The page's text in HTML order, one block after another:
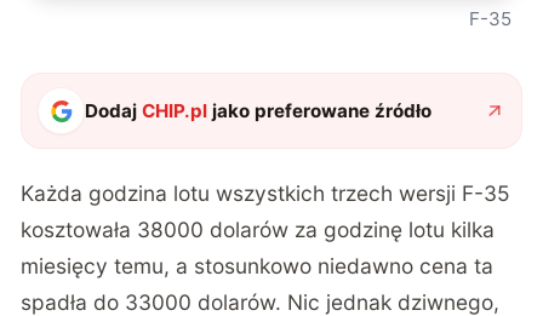
F-35
DodajCHIP.pl jako preferowane źródło
Każda godzina lotu wszystkich trzech wersji F-35
kosztowała 38000 dolarów za godzinę lotu kilka
miesięcy temu, a stosunkowo niedawno cena ta
spadła do 33000 dolarów. Nic jednak dziwnego,